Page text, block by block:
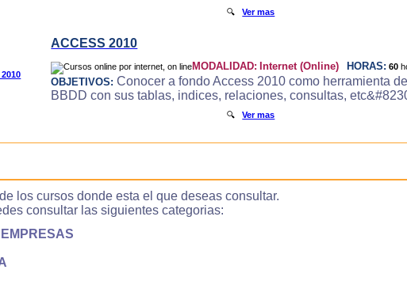
🔍Ver mas
ACCESS 2010
MODALIDAD: Internet (Online) HORAS: 60
OBJETIVOS: Conocer a fondo Access 2010 como herramienta
BBDD con sus tablas, indices, relaciones, consultas,
🔍Ver mas
los cursos donde esta el que deseas consultar.
consultar las siguientes categorias: